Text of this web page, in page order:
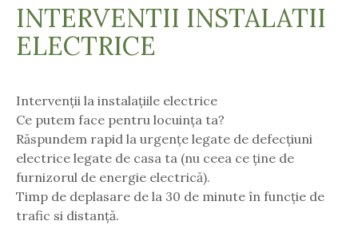
INTERVENTII INSTALATII
ELECTRICE
Intervenții la instalațiile electrice
Ce putem face pentru locuința ta?
Răspundem rapid la urgențe legate de defecțiuni
electrice legate de casa ta (nu ceea ce ține de
furnizorul de energie electrică).
Timp de deplasare de la 30 de minute în funcție de
trafic si distanță.